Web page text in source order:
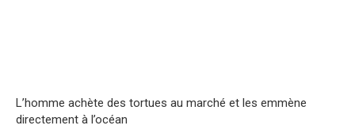
L’homme achète des tortues au marché et les emmène
directement à l’océan